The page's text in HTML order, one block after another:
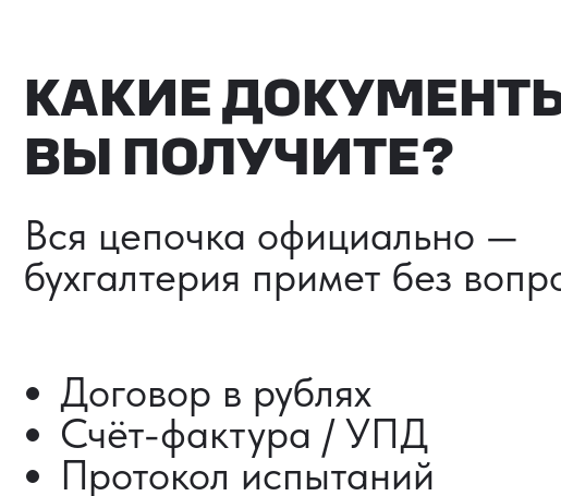
Фото- и видеоотчёт
Страховка груза (опционально)
Разрешительные документы, ГТД